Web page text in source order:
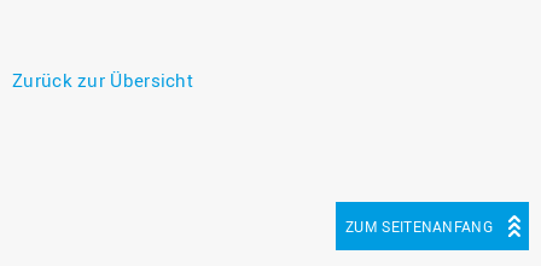
Zurück zur Übersicht
ZUM SEITENANFANG